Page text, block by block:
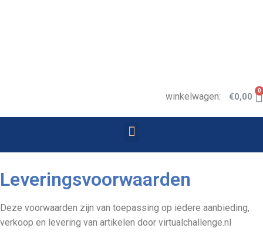
winkelwagen: €0,00
0
Leveringsvoorwaarden
Deze voorwaarden zijn van toepassing op iedere aanbieding,
verkoop en levering van artikelen door virtualchallenge.nl